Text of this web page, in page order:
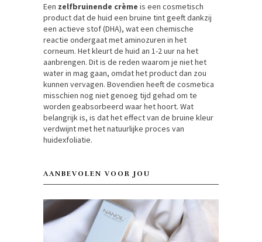
Een zelfbruinende crème is een cosmetisch
product dat de huid een bruine tint geeft dankzij
een actieve stof (DHA), wat een chemische
reactie ondergaat met aminozuren in het
corneum. Het kleurt de huid an 1-2 uur na het
aanbrengen. Dit is de reden waarom je niet het
water in mag gaan, omdat het product dan zou
kunnen vervagen. Bovendien heeft de cosmetica
misschien nog niet genoeg tijd gehad om te
worden geabsorbeerd waar het hoort. Wat
belangrijk is, is dat het effect van de bruine kleur
verdwijnt met het natuurlijke proces van
huidexfoliatie.
AANBEVOLEN VOOR JOU